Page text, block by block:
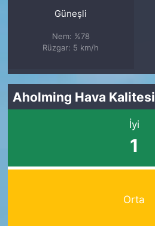
Güneşli
Nem: %78
Rüzgar: 5 km/h
Aholming Hava Kalitesi
İyi
1
Orta